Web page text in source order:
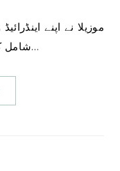
موزیلا نے اپنے اینڈرائیڈ ویب براؤزر کے لیے تین نئی ایکسٹینشنز
شامل کی ہیں۔ فائر فاکس کے پاس صرف ایک…